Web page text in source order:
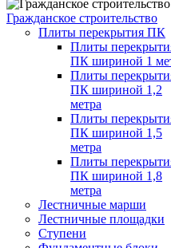
Гражданское строительство
Плиты перекрытия ПК
Плиты
ПК шириной 1
Плиты
ПК шириной 1,2
метра
Плиты
ПК шириной 1,5
метра
Плиты
ПК шириной 1,8
метра
Лестничные марши
Лестничные площадки
Ступени